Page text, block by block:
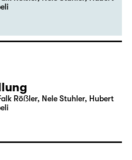
Röẞler, Nele Stuhler, Hubert